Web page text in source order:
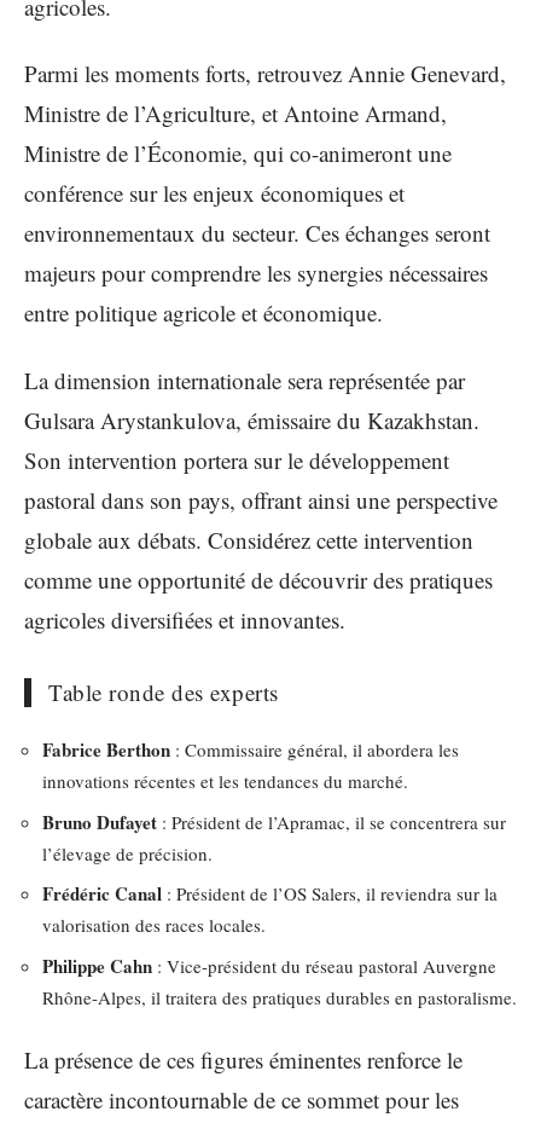
agricoles.
Parmi les moments forts, retrouvez Annie Genevard,
Ministre de l’Agriculture, et Antoine Armand,
Ministre de l’Économie, qui co-animeront une
conférence sur les enjeux économiques et
environnementaux du secteur. Ces échanges seront
majeurs pour comprendre les synergies nécessaires
entre politique agricole et économique.
La dimension internationale sera représentée par
Gulsara Arystankulova, émissaire du Kazakhstan.
Son intervention portera sur le développement
pastoral dans son pays, offrant ainsi une perspective
globale aux débats. Considérez cette intervention
comme une opportunité de découvrir des pratiques
agricoles diversifiées et innovantes.
Table ronde des experts
Fabrice Berthon : Commissaire général, il abordera les
innovations récentes et les tendances du marché.
Bruno Dufayet : Président de l’Apramac, il se concentrera sur
l’élevage de précision.
Frédéric Canal : Président de l’OS Salers, il reviendra sur la
valorisation des races locales.
Philippe Cahn : Vice-président du réseau pastoral Auvergne
Rhône-Alpes, il traitera des pratiques durables en pastoralisme.
La présence de ces figures éminentes renforce le
caractère incontournable de ce sommet pour les